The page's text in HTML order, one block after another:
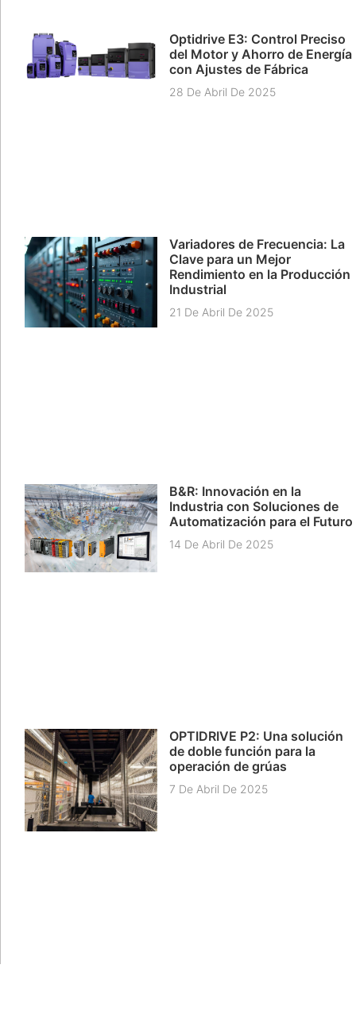
Optidrive E3: Control Preciso
del Motor y Ahorro de Energía
con Ajustes de Fábrica
28 De Abril De 2025
Variadores de Frecuencia: La
Clave para un Mejor
Rendimiento en la Producción
Industrial
21 De Abril De 2025
B&R: Innovación en la
Industria con Soluciones de
Automatización para el Futuro
14 De Abril De 2025
OPTIDRIVE P2: Una solución
de doble función para la
operación de grúas
7 De Abril De 2025